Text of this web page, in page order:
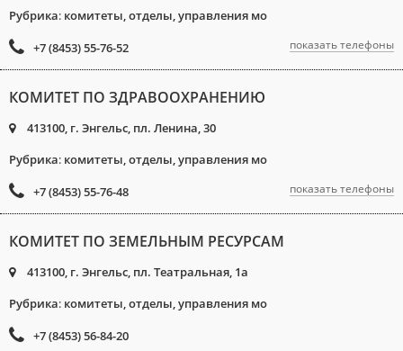
Рубрика: комитеты, отделы, управления мо
+7 (8453) 55-76-52
показать телефоны
КОМИТЕТ ПО ЗДРАВООХРАНЕНИЮ
413100, г. Энгельс, пл. Ленина, 30
Рубрика: комитеты, отделы, управления мо
+7 (8453) 55-76-48
показать телефоны
КОМИТЕТ ПО ЗЕМЕЛЬНЫМ РЕСУРСАМ
413100, г. Энгельс, пл. Театральная, 1а
Рубрика: комитеты, отделы, управления мо
+7 (8453) 56-84-20